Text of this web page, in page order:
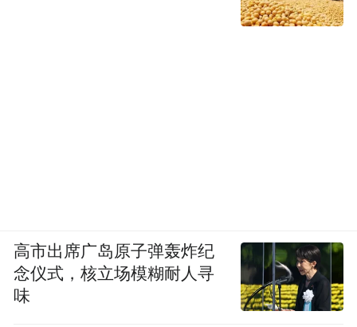
高市出席广岛原子弹轰炸纪
念仪式，核立场模糊耐人寻
味